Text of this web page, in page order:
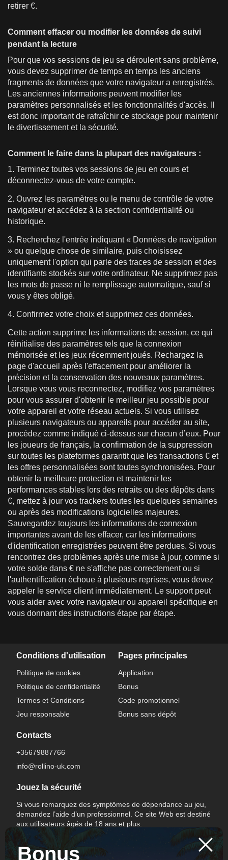
retirer €.
Comment effacer ou modifier les données de suivi
pendant la lecture
Pour que vos sessions de jeu se déroulent sans problème,
vous devez supprimer de temps en temps les anciens
fragments de données que votre navigateur a enregistrés.
Les anciennes informations peuvent modifier les
paramètres personnalisés et les fonctionnalités d'accès. Il
est donc important de rafraîchir ce stockage pour maintenir
le divertissement et la sécurité.
Comment le faire dans la plupart des navigateurs :
1. Terminez toutes vos sessions de jeu en cours et
déconnectez-vous de votre compte.
2. Ouvrez les paramètres ou le menu de contrôle de votre
navigateur et accédez à la section confidentialité ou
historique.
3. Recherchez l'entrée indiquant « Données de navigation
» ou quelque chose de similaire, puis choisissez
uniquement l'option qui parle des traces de session et des
identifiants stockés sur votre ordinateur. Ne supprimez pas
les mots de passe ni le remplissage automatique, sauf si
vous y êtes obligé.
4. Confirmez votre choix et supprimez ces données.
Cette action supprime les informations de session, ce qui
réinitialise des paramètres tels que la connexion
mémorisée et les jeux récemment joués. Rechargez la
page d'accueil après l'effacement pour améliorer la
précision et la conservation des nouveaux paramètres.
Lorsque vous vous reconnectez, modifiez vos paramètres
pour vous assurer d'obtenir le meilleur jeu possible pour
votre appareil et votre réseau actuels. Si vous utilisez
plusieurs navigateurs ou appareils pour accéder au site,
procédez comme indiqué ci-dessus sur chacun d’eux. Pour
les joueurs de français, la confirmation de la suppression
sur toutes les plateformes garantit que les transactions € et
les offres personnalisées sont toutes synchronisées. Pour
obtenir la meilleure protection et maintenir les
performances stables lors des retraits ou des dépôts dans
€, mettez à jour vos trackers toutes les quelques semaines
ou après des modifications logicielles majeures.
Sauvegardez toujours les informations de connexion
importantes avant de les effacer, car les informations
d'identification enregistrées peuvent être perdues. Si vous
rencontrez des problèmes après une mise à jour, comme si
votre solde dans € ne s'affiche pas correctement ou si
l'authentification échoue à plusieurs reprises, vous devez
appeler le service client immédiatement. Le support peut
vous aider avec votre navigateur ou appareil spécifique en
vous donnant des instructions étape par étape.
Bonus
Conditions d'utilisation
Politique de cookies
Politique de confidentialité
Termes et Conditions
Jeu responsable
Pages principales
Application
Bonus
Code promotionnel
Bonus sans dépôt
Contacts
+35679887766
info@rollino-uk.com
Jouez la sécurité
Si vous remarquez des symptômes de dépendance au jeu,
demandez l’aide d’un professionnel. Ce site Web est destiné
aux utilisateurs âgés de 18 ans et plus.